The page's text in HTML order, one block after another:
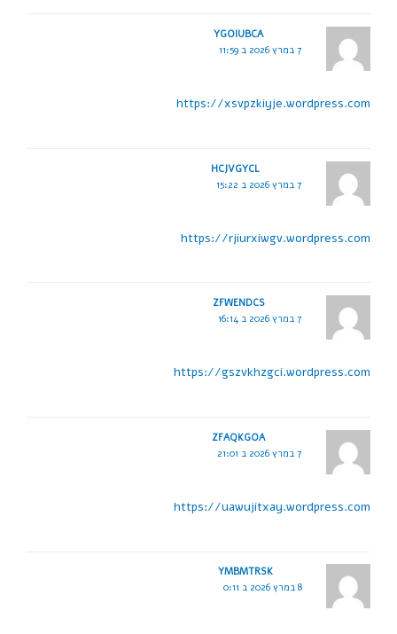
YGOIUBCA
7 במרץ 2026 ב 11:59
https://xsvpzkiyje.wordpress.com
HCJVGYCL
7 במרץ 2026 ב 15:22
https://rjiurxiwgv.wordpress.com
ZFWENDCS
7 במרץ 2026 ב 16:14
https://gszvkhzgci.wordpress.com
ZFAQKGOA
7 במרץ 2026 ב 21:01
https://uawujitxay.wordpress.com
YMBMTRSK
8 במרץ 2026 ב 0:11